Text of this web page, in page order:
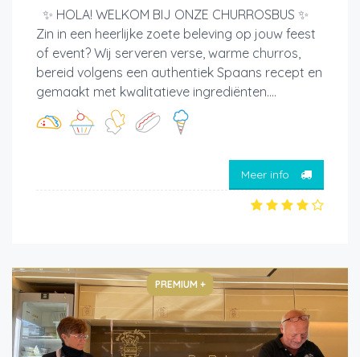
✨ HOLA! WELKOM BIJ ONZE CHURROSBUS ✨
Zin in een heerlijke zoete beleving op jouw feest
of event? Wij serveren verse, warme churros,
bereid volgens een authentiek Spaans recept en
gemaakt met kwalitatieve ingrediënten....
Meer info
PREMIUM +